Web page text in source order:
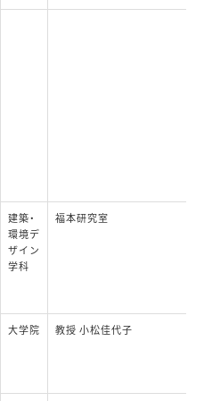
建築・
環境デ
ザイン
学科
福本研究室
大学院 教授 小松佳代子